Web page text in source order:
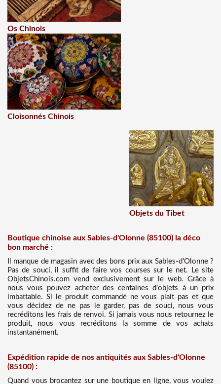
Os Chinois
Cloisonnés Chinois
Objets du Tibet
Boutique chinoise aux Sables-d'Olonne (85100) la déco
bon marché :
Il manque de magasin avec des bons prix aux Sables-d'Olonne ?
Pas de souci, il suffit de faire vos courses sur le net. Le site
ObjetsChinois.com vend exclusivement sur le web. Grâce à
nous vous pouvez acheter des centaines d’objets à un prix
imbattable. Si le produit commandé ne vous plait pas et que
vous décidez de ne pas le garder, pas de souci, nous vous
recréditons les frais de renvoi. Si jamais vous nous retournez le
produit, nous vous recréditons la somme de vos achats
instantanément.
Expédition rapide de nos antiquités aux Sables-d'Olonne
(85100) :
Quand vous brocantez sur une boutique en ligne, vous voulez